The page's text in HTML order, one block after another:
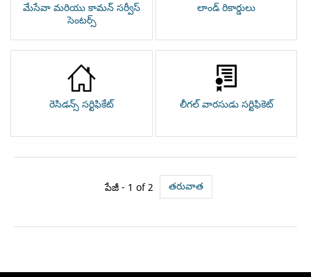
మేసేవా మరియు కామన్ సర్వీస్
సెంటర్స్
లాండ్ రికార్డులు
రెసిడన్స్ సర్టిఫికేట్ లీగల్ వారసుడు సర్టిఫికెట్
పేజీ - 1 of 2 తరువాత